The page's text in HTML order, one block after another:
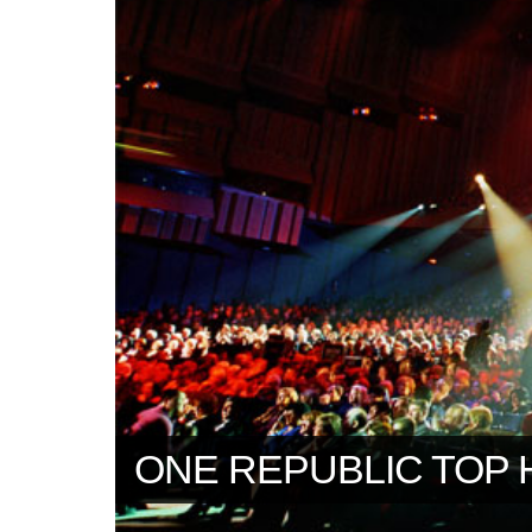
ONE REPUBLIC TOP